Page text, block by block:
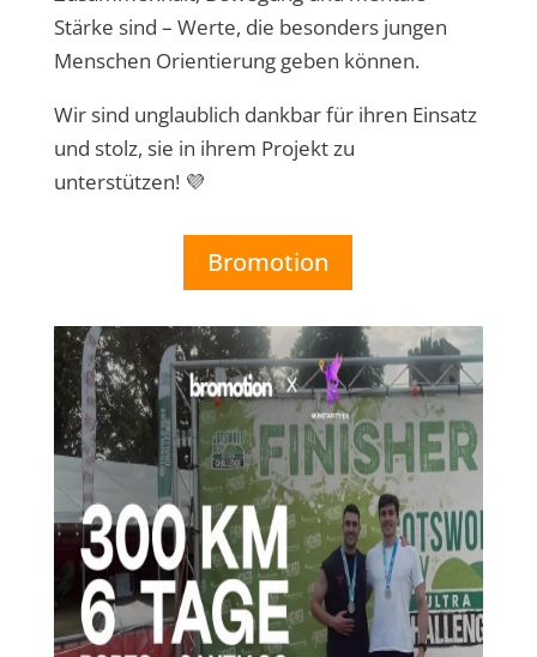
Stärke sind – Werte, die besonders jungen
Menschen Orientierung geben können.
Wir sind unglaublich dankbar für ihren Einsatz
und stolz, sie in ihrem Projekt zu
unterstützen! 💜
Bromotion